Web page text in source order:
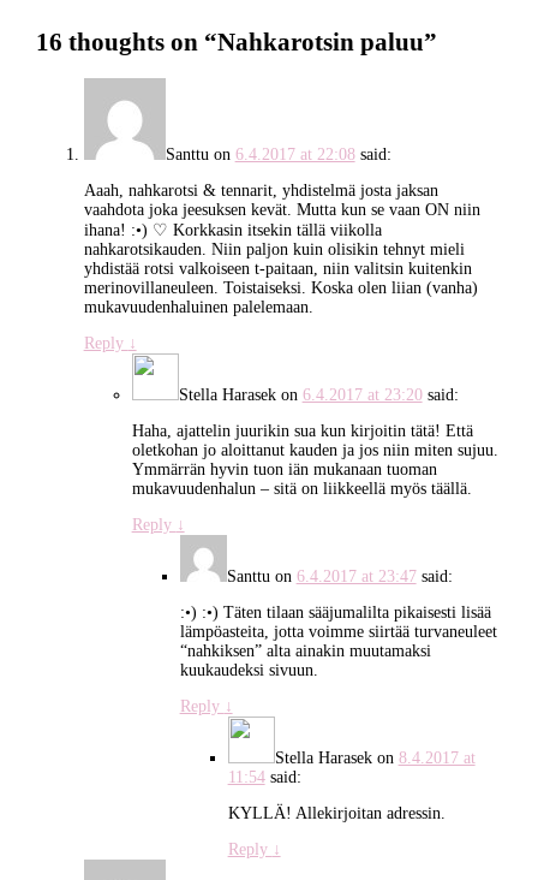
16 thoughts on “Nahkarotsin paluu”
Santtuon 6.4.2017 at 22:08 said:
Aaah, nahkarotsi & tennarit, yhdistelmä josta jaksan
vaahdota joka jeesuksen kevät. Mutta kun se vaan ON niin
ihana! :•) ♡ Korkkasin itsekin tällä viikolla
nahkarotsikauden. Niin paljon kuin olisikin tehnyt mieli
yhdistää rotsi valkoiseen t-paitaan, niin valitsin kuitenkin
merinovillaneuleen. Toistaiseksi. Koska olen liian (vanha)
mukavuudenhaluinen palelemaan.
Reply ↓
Stella Harasekon 6.4.2017 at 23:20 said:
Haha, ajattelin juurikin sua kun kirjoitin tätä! Että
oletkohan jo aloittanut kauden ja jos niin miten sujuu.
Ymmärrän hyvin tuon iän mukanaan tuoman
mukavuudenhalun – sitä on liikkeellä myös täällä.
Reply ↓
Santtuon 6.4.2017 at 23:47 said:
:•) :•) Täten tilaan sääjumalilta pikaisesti lisää
lämpöasteita, jotta voimme siirtää turvaneuleet
“nahkiksen” alta ainakin muutamaksi
kuukaudeksi sivuun.
Reply ↓
Stella Harasekon 8.4.2017 at
11:54 said:
KYLLÄ! Allekirjoitan adressin.
Reply ↓